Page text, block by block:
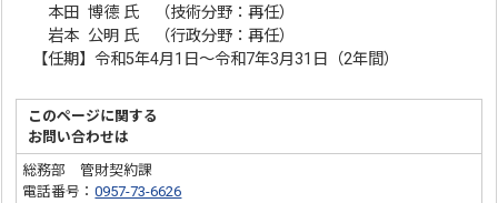
本田 博德 氏 （技術分野：再任）
岩本 公明 氏 （行政分野：再任）
【任期】令和5年4月1日～令和7年3月31日（2年間）
このページに関する
お問い合わせは
総務部 管財契約課
電話番号：0957-73-6626